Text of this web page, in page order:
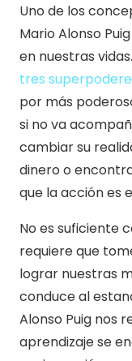
Uno de los
Mario Alonso
en nuestras
tres
por más
si no va
cambiar su
dinero o
que la acción es
No es suficiente
requiere que
lograr nuestras
conduce al
Alonso Puig nos
aprendizaje se